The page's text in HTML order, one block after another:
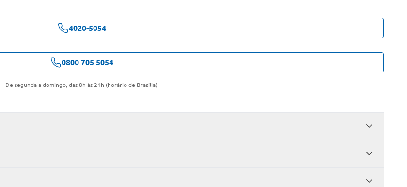
4020-5054
0800 705 5054
De segunda a domingo, das 8h às 21h (horário de Brasília)